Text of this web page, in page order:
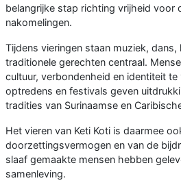
belangrijke stap richting vrijheid voor
nakomelingen.
Tijdens vieringen staan muziek, dans,
traditionele gerechten centraal.
cultuur, verbondenheid en identiteit te
optredens en festivals geven
tradities van Surinaamse en
Het vieren van Keti Koti is daarmee
doorzettingsvermogen en van de
slaaf gemaakte mensen hebben
samenleving.